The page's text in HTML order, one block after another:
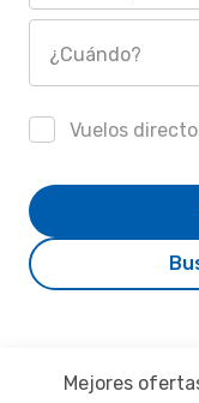
¿Cuándo?
Vuelos
Mejores